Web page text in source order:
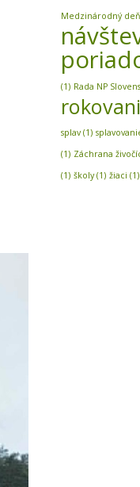
Medzinárodný
(1) Rada NP
splav(1)
(1) Záchrana
(1) školy(1) žiaci (1)